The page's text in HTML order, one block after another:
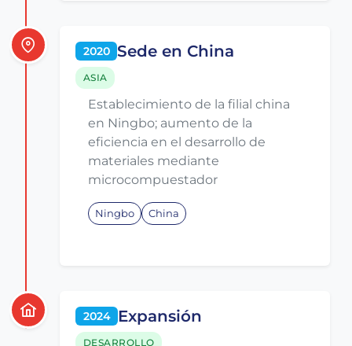
2020 Sede en China
ASIA
Establecimiento de la filial china
en Ningbo; aumento de la
eficiencia en el desarrollo de
materiales mediante
microcompuestador
Ningbo China
2024 Expansión
DESARROLLO